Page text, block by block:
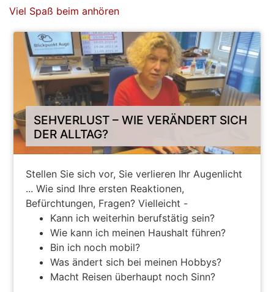
Viel Spaß beim anhören
SEHVERLUST – WIE VERÄNDERT SICH
DER ALLTAG?
Stellen Sie sich vor, Sie verlieren Ihr Augenlicht
... Wie sind Ihre ersten Reaktionen,
Befürchtungen, Fragen? Vielleicht -
Kann ich weiterhin berufstätig sein?
Wie kann ich meinen Haushalt führen?
Bin ich noch mobil?
Was ändert sich bei meinen Hobbys?
Macht Reisen überhaupt noch Sinn?